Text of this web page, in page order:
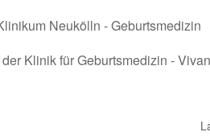
der Klinik für Geburtsmedizin -